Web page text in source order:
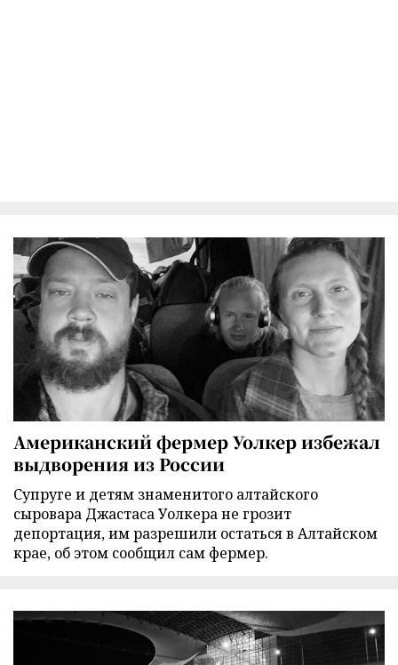
Американский фермер Уолкер избежал
выдворения из России
Супруге и детям знаменитого алтайского
сыровара Джастаса Уолкера не грозит
депортация, им разрешили остаться в Алтайском
крае, об этом сообщил сам фермер.